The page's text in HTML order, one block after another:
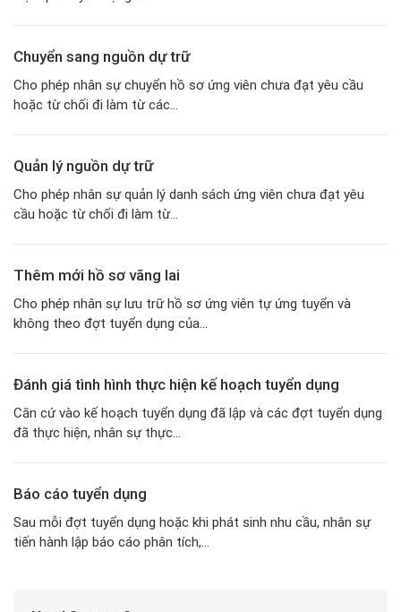
Chuyển sang nguồn dự trữ
Cho phép nhân sự chuyển hồ sơ ứng viên chưa đạt yêu cầu
hoặc từ chối đi làm từ các...
Quản lý nguồn dự trữ
Cho phép nhân sự quản lý danh sách ứng viên chưa đạt yêu
cầu hoặc từ chối đi làm từ...
Thêm mới hồ sơ vãng lai
Cho phép nhân sự lưu trữ hồ sơ ứng viên tự ứng tuyển và
không theo đợt tuyển dụng của...
Đánh giá tình hình thực hiện kế hoạch tuyển dụng
Căn cứ vào kế hoạch tuyển dụng đã lập và các đợt tuyển dụng
đã thực hiện, nhân sự thực...
Báo cáo tuyển dụng
Sau mỗi đợt tuyển dụng hoặc khi phát sinh nhu cầu, nhân sự
tiến hành lập báo cáo phân tích,...